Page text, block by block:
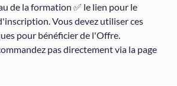
de la formation ✅ le lien pour le
Vous devez utiliser ces
pour bénéficier de l'Offre.
pas directement via la page